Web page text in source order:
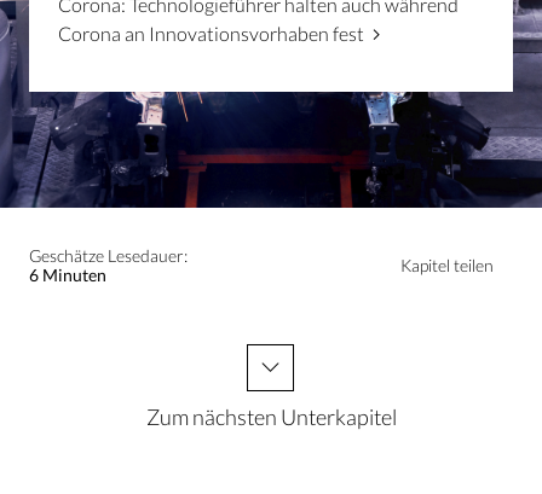
Corona an Innovationsvorhaben fest
Geschätze Lesedauer:
6 Minuten
Kapitel teilen
Zum nächsten Unterkapitel